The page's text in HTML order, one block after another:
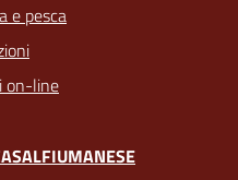
e pesca
on-line